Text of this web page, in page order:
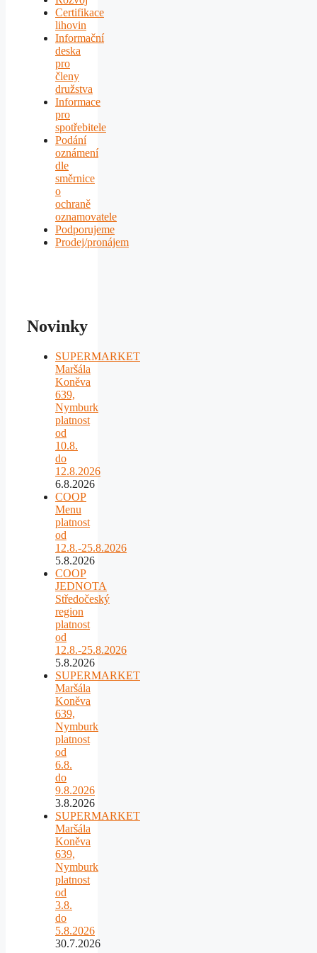
Certifikace
lihovin
Informační
deska
pro
členy
družstva
Informace
pro
spotřebitele
Podání
oznámení
dle
směrnice
o
ochraně
oznamovatele
Podporujeme
Prodej/pronájem
Novinky
SUPERMARKET
Maršála
Koněva
639,
Nymburk
platnost
od
10.8.
do
12.8.2026
6.8.2026
COOP
Menu
platnost
od
12.8.-25.8.2026
5.8.2026
COOP
JEDNOTA
Středočeský
region
platnost
od
12.8.-25.8.2026
5.8.2026
SUPERMARKET
Maršála
Koněva
639,
Nymburk
platnost
od
6.8.
do
9.8.2026
3.8.2026
SUPERMARKET
Maršála
Koněva
639,
Nymburk
platnost
od
3.8.
do
5.8.2026
30.7.2026